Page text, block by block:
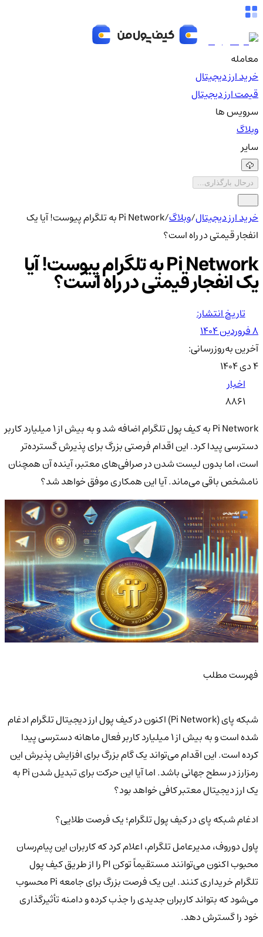
معامله
خرید ارز دیجیتال
قیمت ارز دیجیتال
سرویس ها
وبلاگ
سایر
درحال بارگذاری...
خرید ارز دیجیتال/وبلاگ/
Pi Network به تلگرام پیوست! آیا یک
انفجار قیمتی در راه است؟
Pi Network به تلگرام پیوست! آیا
یک انفجار قیمتی در راه است؟
تاریخ انتشار:
۸ فروردین ۱۴۰۴
آخرین به‌روزرسانی:
۴ دی ۱۴۰۴
اخبار
8861
Pi Network به کیف پول تلگرام اضافه شد و به بیش از 1 میلیارد کاربر
دسترسی پیدا کرد. این اقدام فرصتی بزرگ برای پذیرش گسترده‌تر
است، اما بدون لیست شدن در صرافی‌های معتبر، آینده آن همچنان
نامشخص باقی می‌ماند. آیا این همکاری موفق خواهد شد؟
فهرست مطلب
شبکه پای (Pi Network) اکنون در کیف پول ارز دیجیتال تلگرام ادغام
شده است و به بیش از 1 میلیارد کاربر فعال ماهانه دسترسی پیدا
کرده است. این اقدام می‌تواند یک گام بزرگ برای افزایش پذیرش این
رمزارز در سطح جهانی باشد. اما آیا این حرکت برای تبدیل شدن Pi به
یک ارز دیجیتال معتبر کافی خواهد بود؟
ادغام شبکه پای در کیف پول تلگرام؛ یک فرصت طلایی؟
پاول دوروف، مدیرعامل تلگرام، اعلام کرد که کاربران این پیام‌رسان
محبوب اکنون می‌توانند مستقیماً توکن PI را از طریق کیف پول
تلگرام خریداری کنند. این یک فرصت بزرگ برای جامعه Pi محسوب
می‌شود که بتواند کاربران جدیدی را جذب کرده و دامنه تأثیرگذاری
خود را گسترش دهد.